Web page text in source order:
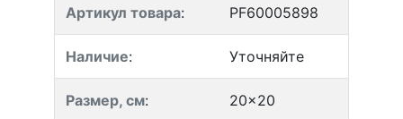
Артикул товара: PF60005898
Наличие: Уточняйте
Размер, см: 20x20